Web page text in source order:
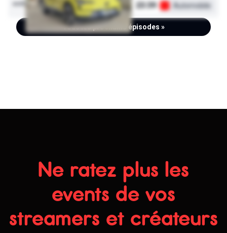
23:39
Automobile
Tous les prochains épisodes »
Ne ratez plus les
events de vos
streamers et créateurs